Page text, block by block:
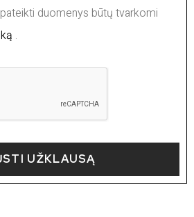
duomenys būtų tvarkomi
.
UŽKLAUSĄ